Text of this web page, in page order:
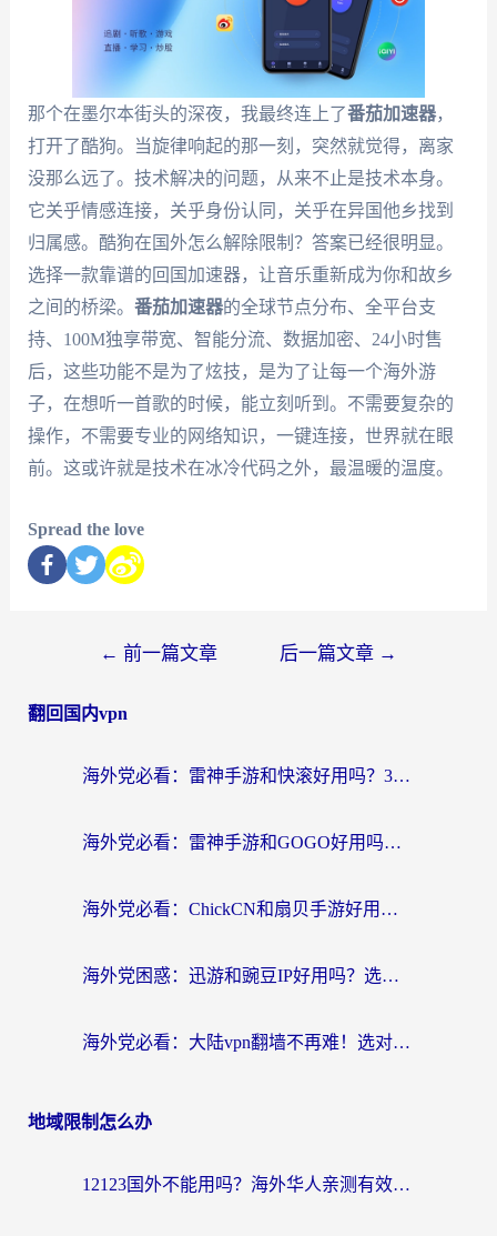
那个在墨尔本街头的深夜，我最终连上了番茄加速器，
打开了酷狗。当旋律响起的那一刻，突然就觉得，离家
没那么远了。技术解决的问题，从来不止是技术本身。
它关乎情感连接，关乎身份认同，关乎在异国他乡找到
归属感。酷狗在国外怎么解除限制？答案已经很明显。
选择一款靠谱的回国加速器，让音乐重新成为你和故乡
之间的桥梁。 番茄加速器的全球节点分布、全平台支
持、100M独享带宽、智能分流、数据加密、24小时售
后，这些功能不是为了炫技，是为了让每一个海外游
子，在想听一首歌的时候，能立刻听到。不需要复杂的
操作，不需要专业的网络知识，一键连接，世界就在眼
前。这或许就是技术在冰冷代码之外，最温暖的温度。
Spread the love
← 前一篇文章 后一篇文章 →
翻回国内vpn
海外党必看：雷神手游和快滚好用吗？3步选对回国加速器无缝刷国内资源
海外党必看：雷神手游和GOGO好用吗？3步选对回国加速器，无缝刷剧玩原神
海外党必看：ChickCN和扇贝手游好用吗？3步选对回国加速器无缝刷国内资源
海外党困惑：迅游和豌豆IP好用吗？选对回国加速器，刷剧游戏再也不卡
海外党必看：大陆vpn翻墙不再难！选对加速器，无缝刷国内资源
地域限制怎么办
12123国外不能用吗？海外华人亲测有效的回国加速方案来了